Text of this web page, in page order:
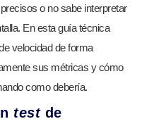
o no sabe interpretar
En esta guía técnica
velocidad de forma
sus métricas y cómo
como debería.
testde